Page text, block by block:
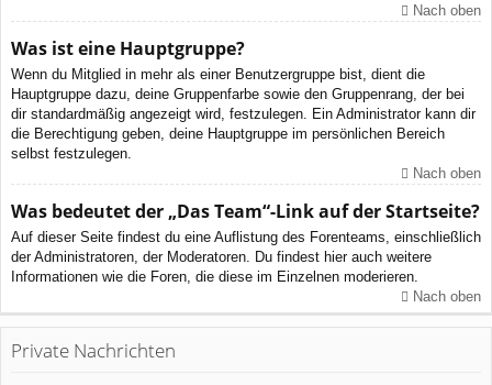
Nach oben
Was ist eine Hauptgruppe?
Wenn du Mitglied in mehr als einer Benutzergruppe bist, dient die
Hauptgruppe dazu, deine Gruppenfarbe sowie den Gruppenrang, der bei
dir standardmäßig angezeigt wird, festzulegen. Ein Administrator kann dir
die Berechtigung geben, deine Hauptgruppe im persönlichen Bereich
selbst festzulegen.
Nach oben
Was bedeutet der „Das Team“-Link auf der Startseite?
Auf dieser Seite findest du eine Auflistung des Forenteams, einschließlich
der Administratoren, der Moderatoren. Du findest hier auch weitere
Informationen wie die Foren, die diese im Einzelnen moderieren.
Nach oben
Private Nachrichten